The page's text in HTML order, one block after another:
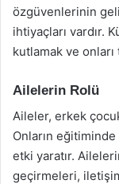
özgüvenlerinin
ihtiyaçları vardır.
kutlamak ve
Ailelerin Rolü
Aileler, erkek
Onların
etki yaratır.
geçirmeleri,